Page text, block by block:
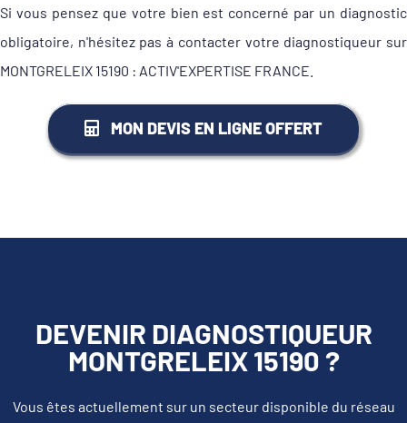
Si vous pensez que votre bien est concerné par un diagnostic
obligatoire, n'hésitez pas à contacter votre diagnostiqueur sur
MONTGRELEIX 15190 : ACTIV'EXPERTISE FRANCE.
MON DEVIS EN LIGNE OFFERT
DEVENIR DIAGNOSTIQUEUR
MONTGRELEIX 15190 ?
Vous êtes actuellement sur un secteur disponible du réseau